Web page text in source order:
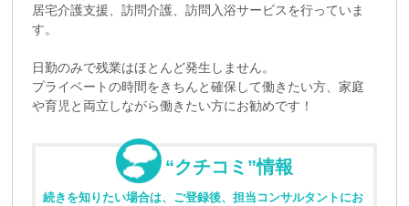
居宅介護支援、訪問介護、訪問入浴サービスを行っていま
す。
日勤のみで残業はほとんど発生しません。
プライベートの時間をきちんと確保して働きたい方、家庭
や育児と両立しながら働きたい方にお勧めです！
“クチコミ”情報
続きを知りたい場合は、ご登録後、担当コンサルタントにお